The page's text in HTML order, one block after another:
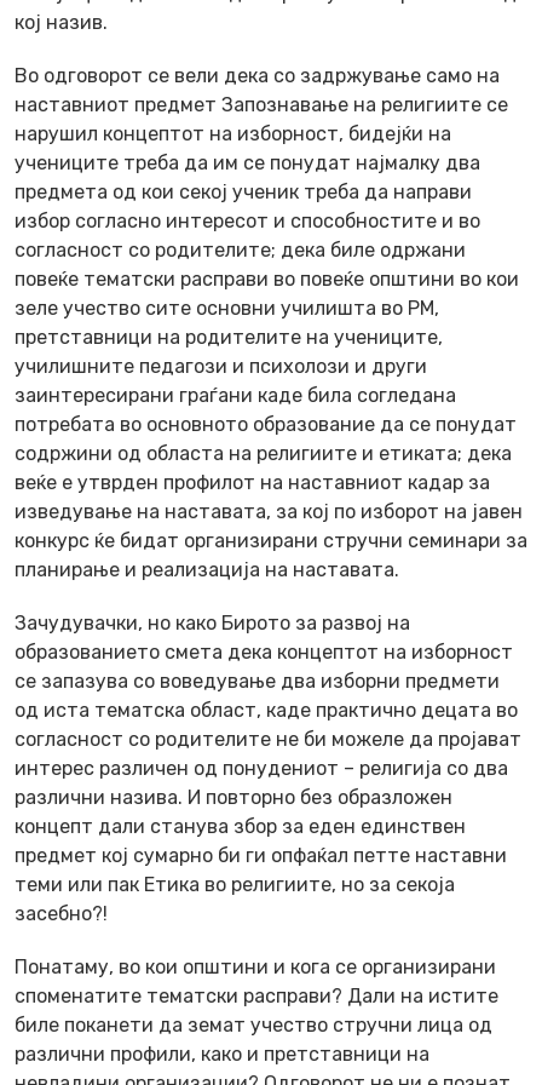
кој назив.
Во одговорот се вели дека со задржување само на
наставниот предмет Запознавање на религиите се
нарушил концептот на изборност, бидејќи на
учениците треба да им се понудат најмалку два
предмета од кои секој ученик треба да направи
избор согласно интересот и способностите и во
согласност со родителите; дека биле одржани
повеќе тематски расправи во повеќе општини во кои
зеле учество сите основни училишта во РМ,
претставници на родителите на учениците,
училишните педагози и психолози и други
заинтересирани граѓани каде била согледана
потребата во основното образование да се понудат
содржини од областа на религиите и етиката; дека
веќе е утврден профилот на наставниот кадар за
изведување на наставата, за кој по изборот на јавен
конкурс ќе бидат организирани стручни семинари за
планирање и реализација на наставата.
Зачудувачки, но како Бирото за развој на
образованието смета дека концептот на изборност
се запазува со воведување два изборни предмети
од иста тематска област, каде практично децата во
согласност со родителите не би можеле да пројават
интерес различен од понудениот – религија со два
различни назива. И повторно без образложен
концепт дали станува збор за еден единствен
предмет кој сумарно би ги опфаќал петте наставни
теми или пак Етика во религиите, но за секоја
засебно?!
Понатаму, во кои општини и кога се организирани
споменатите тематски расправи? Дали на истите
биле поканети да земат учество стручни лица од
различни профили, како и претставници на